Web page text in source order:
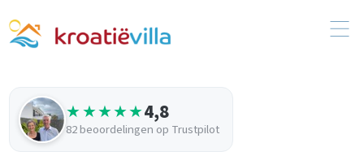
★★★★★4,8
82 beoordelingen op Trustpilot